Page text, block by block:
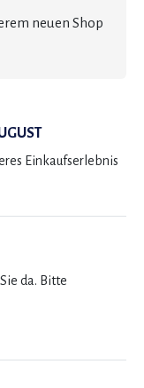
neuen Shop
Einkaufserlebnis
da. Bitte